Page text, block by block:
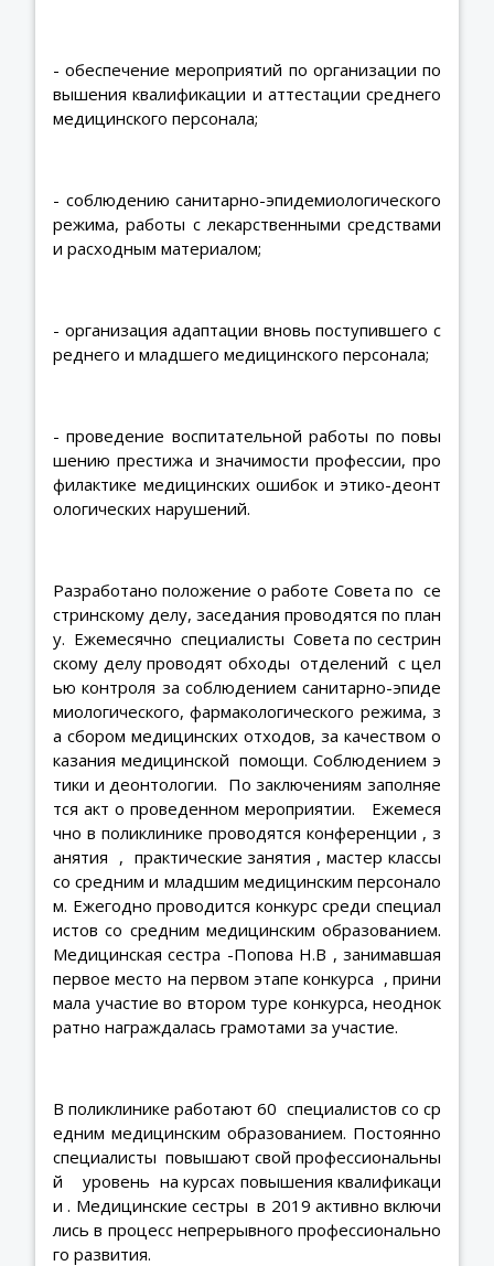
- обеспечение мероприятий по организации по
вышения квалификации и аттестации среднего
медицинского персонала;
- соблюдению санитарно-эпидемиологического
режима, работы с лекарственными средствами
и расходным материалом;
- организация адаптации вновь поступившего с
реднего и младшего медицинского персонала;
- проведение воспитательной работы по повы
шению престижа и значимости профессии, про
филактике медицинских ошибок и этико-деонт
ологических нарушений.
Разработано положение о работе Совета по се
стринскому делу, заседания проводятся по план
у. Ежемесячно специалисты Совета по сестрин
скому делу проводят обходы отделений с цел
ью контроля за соблюдением санитарно-эпиде
миологического, фармакологического режима, з
а сбором медицинских отходов, за качеством о
казания медицинской помощи. Соблюдением э
тики и деонтологии. По заключениям заполняе
тся акт о проведенном мероприятии. Ежемеся
чно в поликлинике проводятся конференции , з
анятия , практические занятия , мастер классы
со средним и младшим медицинским персонало
м. Ежегодно проводится конкурс среди специал
истов со средним медицинским образованием.
Медицинская сестра -Попова Н.В , занимавшая
первое место на первом этапе конкурса , прини
мала участие во втором туре конкурса, неоднок
ратно награждалась грамотами за участие.
В поликлинике работают 60 специалистов со ср
едним медицинским образованием. Постоянно
специалисты повышают свой профессиональны
й уровень на курсах повышения квалификаци
и . Медицинские сестры в 2019 активно включи
лись в процесс непрерывного профессионально
го развития.